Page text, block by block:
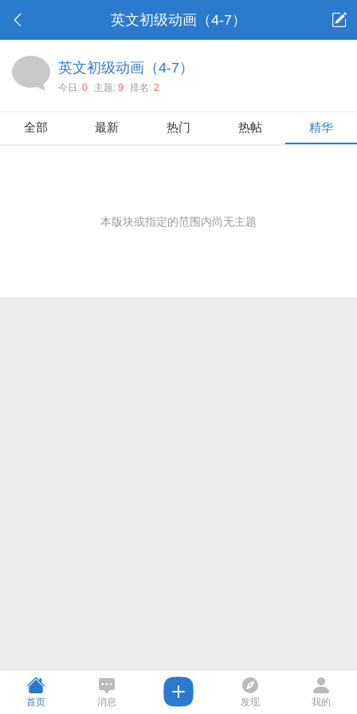
英文初级动画（4-7）
英文初级动画（4-7）
今日: 0 主题: 9 排名: 2
全部 最新 热门 热帖 精华
本版块或指定的范围内尚无主题
首页 消息 发现 我的